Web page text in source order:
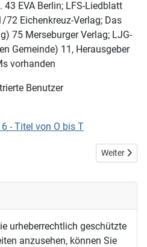
EVA Berlin; LFS-Liedblatt
Eichenkreuz-Verlag; Das
75 Merseburger Verlag; LJG-
Gemeinde) 11, Herausgeber
vorhanden
Benutzer
- Titel von O bis T
und Ehrenkönig Nächster
Weiter
urheberrechtlich geschützte
anzusehen, können Sie